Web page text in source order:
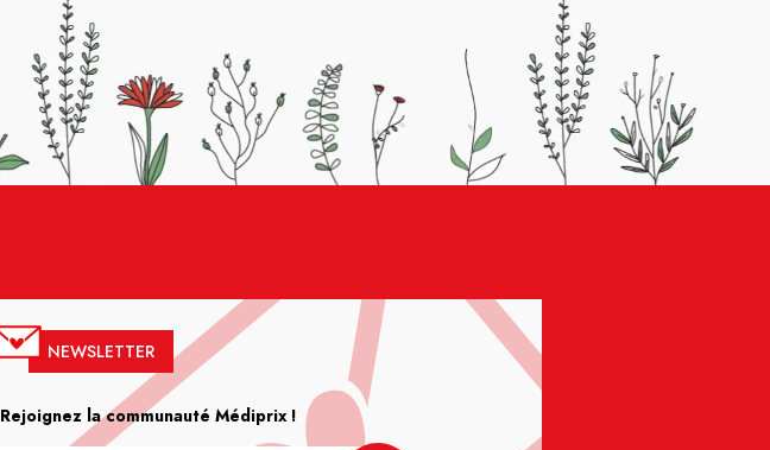
NEWSLETTER
Rejoignez la communauté Médiprix !